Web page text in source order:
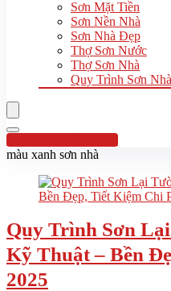
Sơn Mặt Tiền
Sơn Nền Nhà
Sơn Nhà Đẹp
Thợ Sơn Nước
Thợ Sơn Nhà
Quy Trình Sơn Nhà
Hotline:0961 894 472
màu xanh sơn nhà
Quy Trình Sơn
Kỹ Thuật – Bền
2025